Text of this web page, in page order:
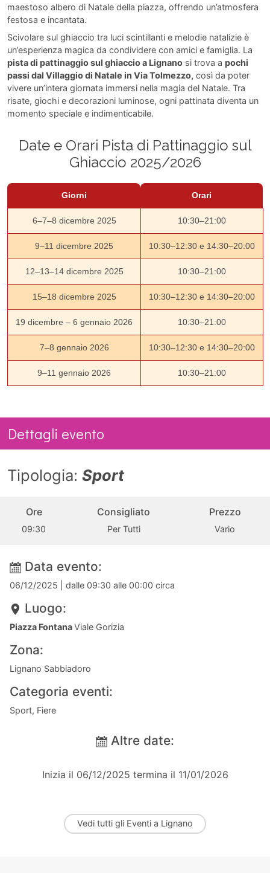
maestoso albero di Natale della piazza, offrendo un’atmosfera
festosa e incantata.
Scivolare sul ghiaccio tra luci scintillanti e melodie natalizie è
un’esperienza magica da condividere con amici e famiglia. La
pista di pattinaggio sul ghiaccio a Lignano si trova a pochi
passi dal Villaggio di Natale in Via Tolmezzo, così da poter
vivere un’intera giornata immersi nella magia del Natale. Tra
risate, giochi e decorazioni luminose, ogni pattinata diventa un
momento speciale e indimenticabile.
Date e Orari Pista di Pattinaggio sul
Ghiaccio 2025/2026
Giorni Orari
6–7–8 dicembre 2025 10:30–21:00
9–11 dicembre 2025 10:30–12:30 e 14:30–20:00
12–13–14 dicembre 2025 10:30–21:00
15–18 dicembre 2025 10:30–12:30 e 14:30–20:00
19 dicembre – 6 gennaio 2026 10:30–21:00
7–8 gennaio 2026 10:30–12:30 e 14:30–20:00
9–11 gennaio 2026 10:30–21:00
Dettagli evento
Tipologia: Sport
Ore
09:30
Consigliato
Per Tutti
Prezzo
Vario
Data evento:
06/12/2025 | dalle 09:30 alle 00:00 circa
Luogo:
Piazza FontanaViale Gorizia
Zona:
Lignano Sabbiadoro
Categoria eventi:
Sport, Fiere
Altre date:
Inizia il 06/12/2025 termina il 11/01/2026
Vedi tutti gli Eventi a Lignano